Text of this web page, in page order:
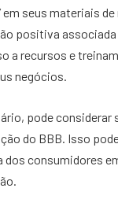
seus materiais
positiva associada
a recursos e
negócios.
pode considerar
do BBB. Isso
dos consumidores